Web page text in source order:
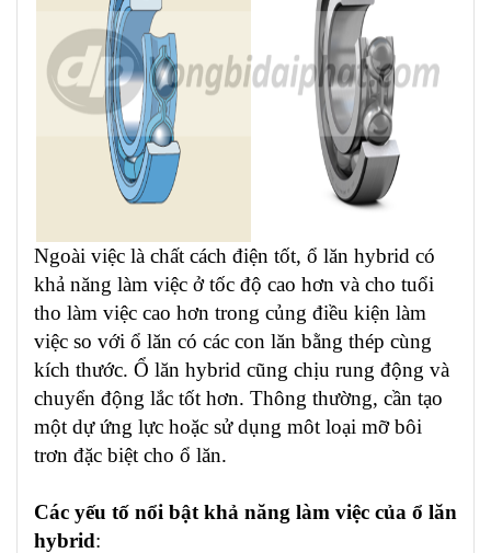
Ngoài việc là chất cách điện tốt, ổ lăn hybrid có
khả năng làm việc ở tốc độ cao hơn và cho tuổi
tho làm việc cao hơn trong củng điều kiện làm
việc so với ổ lăn có các con lăn bằng thép cùng
kích thước. Ổ lăn hybrid cũng chịu rung động và
chuyển động lắc tốt hơn. Thông thường, cần tạo
một dự ứng lực hoặc sử dụng môt loại mỡ bôi
trơn đặc biệt cho ổ lăn.
Các yếu tố nổi bật khả năng làm việc của ổ lăn
hybrid: